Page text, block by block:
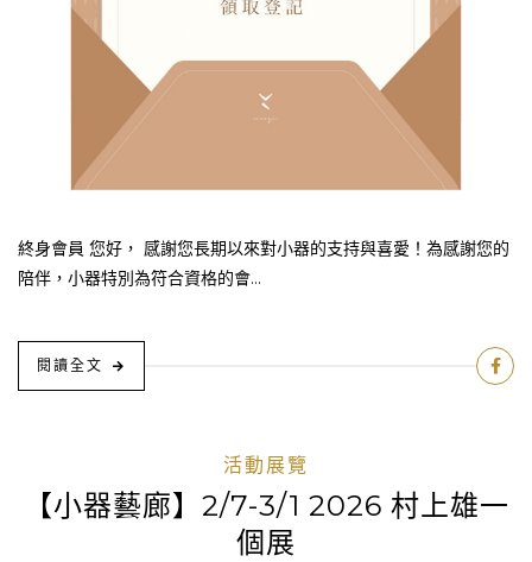
終身會員 您好， 感謝您長期以來對小器的支持與喜愛！為感謝您的
陪伴，小器特別為符合資格的會...
閱讀全文
活動展覽
【小器藝廊】2/7-3/1 2026 村上雄一
個展